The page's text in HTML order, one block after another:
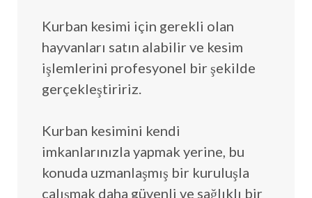
Kurban kesimi için gerekli olan
hayvanları satın alabilir ve kesim
işlemlerini profesyonel bir şekilde
gerçekleştiririz.
Kurban kesimini kendi
imkanlarınızla yapmak yerine, bu
konuda uzmanlaşmış bir kuruluşla
çalışmak daha güvenli ve sağlıklı bir